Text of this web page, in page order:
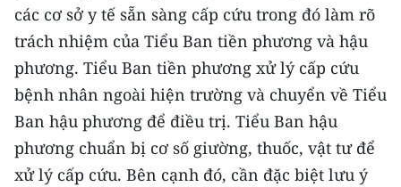
các cơ sở y tế sẵn sàng cấp cứu trong đó làm rõ
trách nhiệm của Tiểu Ban tiền phương và hậu
phương. Tiểu Ban tiền phương xử lý cấp cứu
bệnh nhân ngoài hiện trường và chuyển về Tiểu
Ban hậu phương để điều trị. Tiểu Ban hậu
phương chuẩn bị cơ số giường, thuốc, vật tư để
xử lý cấp cứu. Bên cạnh đó, cần đặc biệt lưu ý